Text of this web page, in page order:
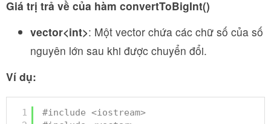
Giá trị trả về của hàm convertToBigInt()
vector<int>: Một vector chứa các chữ số của số
nguyên lớn sau khi được chuyển đổi.
Ví dụ:
1
#include <iostream>